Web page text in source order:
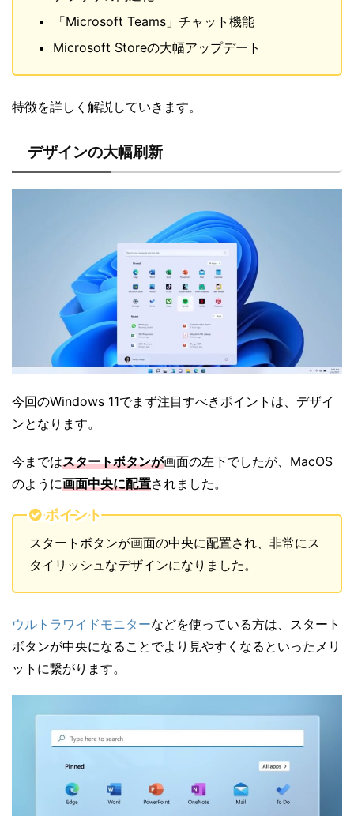
「Microsoft Teams」チャット機能
Microsoft Storeの大幅アップデート
特徴を詳しく解説していきます。
デザインの大幅刷新
今回のWindows 11でまず注目すべきポイントは、デザイ
ンとなります。
今まではスタートボタンが画面の左下でしたが、MacOS
のように画面中央に配置されました。
ポイント
スタートボタンが画面の中央に配置され、非常にス
タイリッシュなデザインになりました。
ウルトラワイドモニターなどを使っている方は、スタート
ボタンが中央になることでより見やすくなるといったメリ
ットに繋がります。